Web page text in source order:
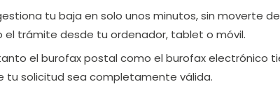
tu baja en solo unos minutos, sin moverte
el trámite desde tu ordenador, tablet o móvil.
el burofax postal como el burofax electrónico
tu solicitud sea completamente válida.